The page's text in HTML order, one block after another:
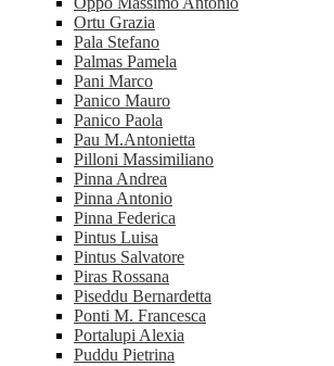
Ortu Grazia
Pala Stefano
Palmas Pamela
Pani Marco
Panico Mauro
Panico Paola
Pau M.Antonietta
Pilloni Massimiliano
Pinna Andrea
Pinna Antonio
Pinna Federica
Pintus Luisa
Pintus Salvatore
Piras Rossana
Piseddu Bernardetta
Ponti M. Francesca
Portalupi Alexia
Puddu Pietrina